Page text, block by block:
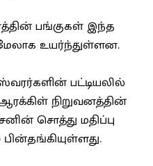
பங்குகள் இந்த
உயர்ந்துள்ளன.
பட்டியலில்
நிறுவனத்தின்
சொத்து மதிப்பு